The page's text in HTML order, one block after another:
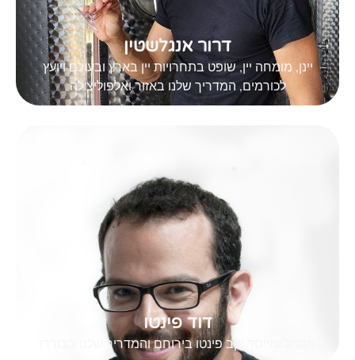
יינן, מומחה יין, שופט בתחרויות יין בארץ ובעולם ויועץ
לכורמים, המדריך שלנו באזור ואלפוליצ'לה
דרור אנגלשטין
מנכ"ל ומייסד יקב פינטו בירוחם והמדריך שלנו בבורדו
דוד פינטו